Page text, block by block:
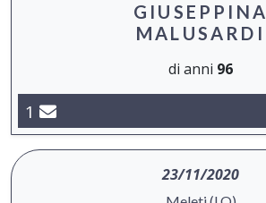
GIUSEPPINA
MALUSARDI
di anni 96
1
23/11/2020